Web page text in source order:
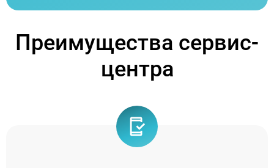
Преимущества сервис-
центра